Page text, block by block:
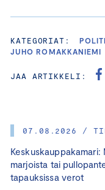
07.08.2026 /
marjoista tai
tapauksissa verot
KATEGORIAT:
JUHO ROMAKKANIEMI
JAA ARTIKKELI: